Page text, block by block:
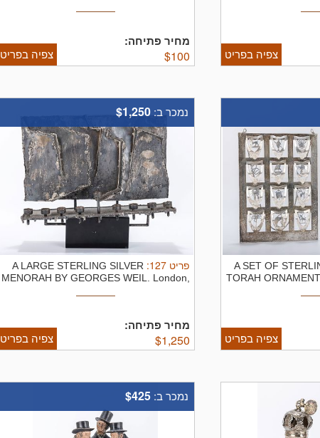
צפיה בפריט
מחיר פתיחה:
$100 צפיה בפריט
A SET OF
TORAH
צפיה בפריט
נמכר ב: $1,250
פריט 127
:
A LARGE STERLING SILVER
MENORAH BY GEORGES WEIL. London,
מחיר פתיחה:
$1,250 צפיה בפריט
נמכר ב: $425